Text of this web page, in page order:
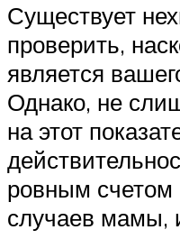
Существует
проверить,
является
Однако, не
на этот
ровным счетом
случаев мамы,